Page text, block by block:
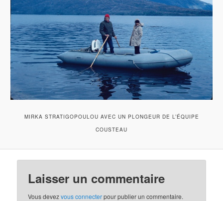
MIRKA STRATIGOPOULOU AVEC UN PLONGEUR DE L’ÉQUIPE
COUSTEAU
Laisser un commentaire
Vous devezvous connecterpour publier un commentaire.